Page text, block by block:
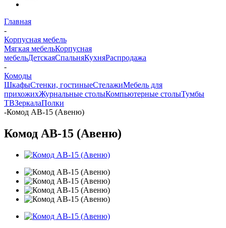
Главная
-
Корпусная мебель
Мягкая мебельКорпусная
мебельДетскаяСпальняКухняРаспродажа
-
Комоды
ШкафыСтенки, гостиныеСтелажиМебель для
прихожихЖурнальные столыКомпьютерные столыТумбы
ТВЗеркалаПолки
-Комод АВ-15 (Авеню)
Комод АВ-15 (Авеню)